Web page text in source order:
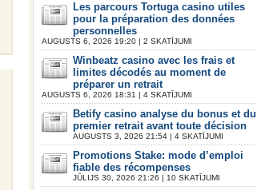
Les parcours Tortuga casino utiles
pour la préparation des données
personnelles
AUGUSTS 6, 2026 19:20 | 2 SKATĪJUMI
Winbeatz casino avec les frais et
limites décodés au moment de
préparer un retrait
AUGUSTS 6, 2026 18:31 | 4 SKATĪJUMI
Betify casino analyse du bonus et du
premier retrait avant toute décision
AUGUSTS 3, 2026 21:54 | 4 SKATĪJUMI
Promotions Stake: mode d’emploi
fiable des récompenses
JŪLIJS 30, 2026 21:26 | 10 SKATĪJUMI